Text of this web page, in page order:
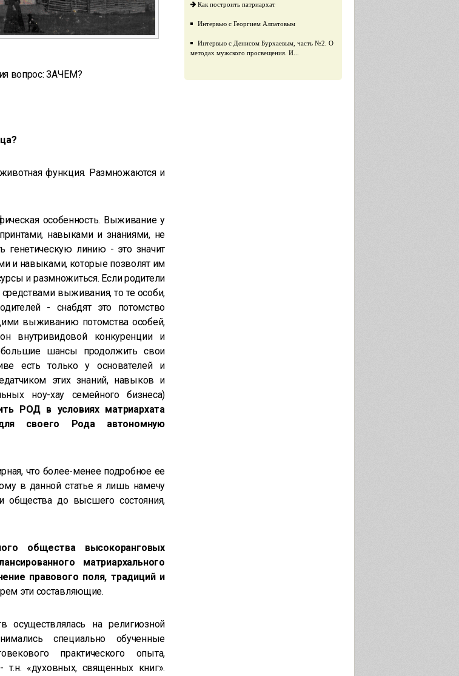
вопрос: ЗАЧЕМ?
функция. Размножаются и
особенность. Выживание у
навыками и знаниями, не
генетическую линию - это значит
и навыками, которые позволят им
и размножиться. Если родители
выживания, то те особи,
- снабдят это потомство
выживанию потомства особей,
внутривидовой конкуренции и
шансы продолжить свои
есть только у основателей и
этих знаний, навыков и
ноу-хау семейного бизнеса)
РОД в условиях матриархата
своего Рода автономную
что более-менее подробное ее
в данной статье я лишь намечу
общества до высшего состояния,
общества высокоранговых
матриархального
правового поля, традиций и
эти составляющие.
осуществлялась на религиозной
специально обученные
практического опыта,
«духовных, священных книг».
Как построить патриархат
Интервью с Георгием Алпатовым
Интервью с Денисом Бурхаевым, часть №2. О
методах мужского просвещения. И...